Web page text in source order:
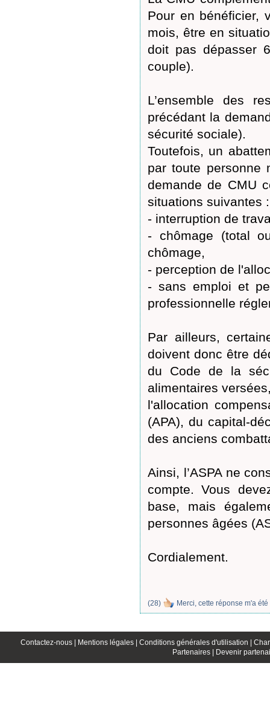
Pour en bénéficier,
mois, être en
doit pas dépasser
couple).
L’ensemble des
précédant la
sécurité sociale).
Toutefois, un
par toute personne
demande de CMU
situations suivantes :
- interruption de
- chômage (total
chômage,
- perception de
- sans emploi et
professionnelle
Par ailleurs,
doivent donc être
du Code de la
alimentaires
l'allocation
(APA), du capital-
des anciens
Ainsi, l’ASPA ne
compte. Vous
base, mais
personnes âgées
Cordialement.
(28) Merci, cette réponse m'a
Contactez-nous | Mentions légales | Conditions générales d'utilisation |
Partenaires |
Devenir